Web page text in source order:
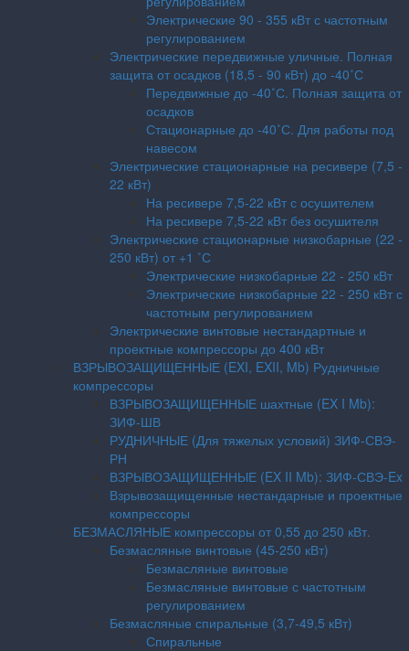
Электрические 90 - 355 кВт с частотным
регулированием
Электрические передвижные уличные. Полная
защита от осадков (18,5 - 90 кВт) до -40˚С
Передвижные до -40˚С. Полная защита от
осадков
Стационарные до -40˚С. Для работы под
навесом
Электрические стационарные на ресивере (7,5 -
22 кВт)
На ресивере 7,5-22 кВт с осушителем
На ресивере 7,5-22 кВт без осушителя
Электрические стационарные низкобарные (22 -
250 кВт) от +1 ˚С
Электрические низкобарные 22 - 250 кВт
Электрические низкобарные 22 - 250 кВт с
частотным регулированием
Электрические винтовые нестандартные и
проектные компрессоры до 400 кВт
ВЗРЫВОЗАЩИЩЕННЫЕ (EXI, EXII, Mb) Рудничные
компрессоры
ВЗРЫВОЗАЩИЩЕННЫЕ шахтные (EX I Mb):
ЗИФ-ШВ
РУДНИЧНЫЕ (Для тяжелых условий) ЗИФ-СВЭ-
РН
ВЗРЫВОЗАЩИЩЕННЫЕ (EX II Mb): ЗИФ-СВЭ-Ex
Взрывозащищенные нестандарные и проектные
компрессоры
БЕЗМАСЛЯНЫЕ компрессоры от 0,55 до 250 кВт.
Безмасляные винтовые (45-250 кВт)
Безмасляные винтовые
Безмасляные винтовые с частотным
регулированием
Безмасляные спиральные (3,7-49,5 кВт)
Спиральные